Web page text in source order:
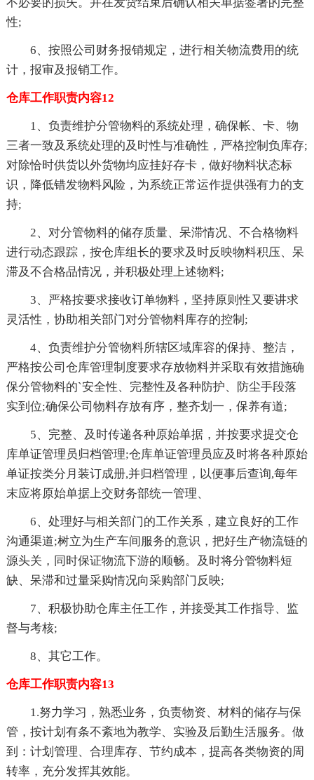
性;
6、按照公司财务报销规定，进行相关物流费用的统
计，报审及报销工作。
仓库工作职责内容12
1、负责维护分管物料的系统处理，确保帐、卡、物
三者一致及系统处理的及时性与准确性，严格控制负库存;
对除恰时供货以外货物均应挂好存卡，做好物料状态标
识，降低错发物料风险，为系统正常运作提供强有力的支
持;
2、对分管物料的储存质量、呆滞情况、不合格物料
进行动态跟踪，按仓库组长的要求及时反映物料积压、呆
滞及不合格品情况，并积极处理上述物料;
3、严格按要求接收订单物料，坚持原则性又要讲求
灵活性，协助相关部门对分管物料库存的控制;
4、负责维护分管物料所辖区域库容的保持、整洁，
严格按公司仓库管理制度要求存放物料并采取有效措施确
保分管物料的`安全性、完整性及各种防护、防尘手段落
实到位;确保公司物料存放有序，整齐划一，保养有道;
5、完整、及时传递各种原始单据，并按要求提交仓
库单证管理员归档管理;仓库单证管理员应及时将各种原始
单证按类分月装订成册,并归档管理，以便事后查询,每年
末应将原始单据上交财务部统一管理、
6、处理好与相关部门的工作关系，建立良好的工作
沟通渠道;树立为生产车间服务的意识，把好生产物流链的
源头关，同时保证物流下游的顺畅。及时将分管物料短
缺、呆滞和过量采购情况向采购部门反映;
7、积极协助仓库主任工作，并接受其工作指导、监
督与考核;
8、其它工作。
仓库工作职责内容13
1.努力学习，熟悉业务，负责物资、材料的储存与保
管，按计划有条不紊地为教学、实验及后勤生活服务。做
到：计划管理、合理库存、节约成本，提高各类物资的周
转率，充分发挥其效能。